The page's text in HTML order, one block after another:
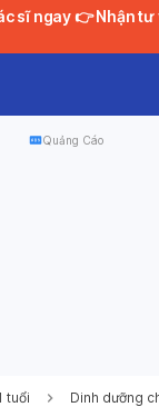
tư vấn MIỄN PHÍ
Quảng Cáo
tuổi Dinh dưỡng